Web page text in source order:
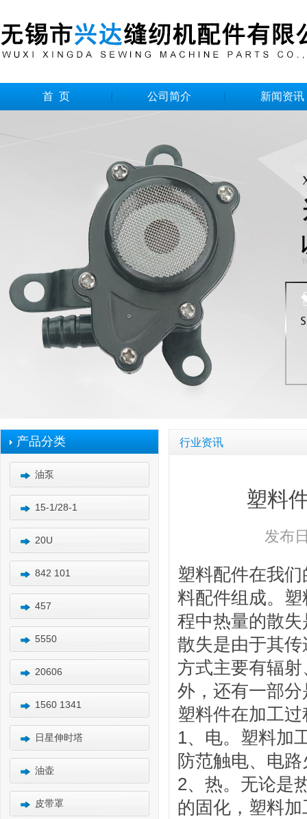
首 页 公司简介 新闻资讯
产品分类
油泵
15-1/28-1
20U
842 101
457
5550
20606
1560 1341
日星伸时塔
油壶
皮带罩
行业资讯
塑料
发布
塑料配件在我
料配件组成。
程中热量的散
散失是由于其
方式主要有辐
外，还有一部
塑料件在加工
1、电。塑料加
防范触电、电
2、热。无论是
的固化，塑料